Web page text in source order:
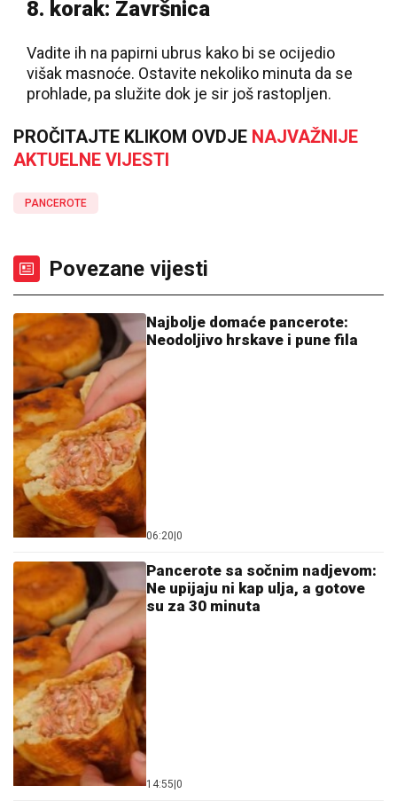
8. korak: Završnica
Vadite ih na papirni ubrus kako bi se ocijedio
višak masnoće. Ostavite nekoliko minuta da se
prohlade, pa služite dok je sir još rastopljen.
PROČITAJTE KLIKOM OVDJE NAJVAŽNIJE
AKTUELNE VIJESTI
PANCEROTE
Povezane vijesti
Najbolje domaće pancerote:
Neodoljivo hrskave i pune fila
06:20 0
Pancerote sa sočnim nadjevom:
Ne upijaju ni kap ulja, a gotove
su za 30 minuta
14:55 0